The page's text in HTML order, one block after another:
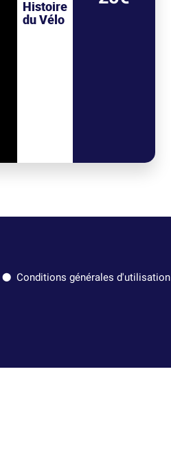
Histoire
du Vélo
Conditions générales d'utilisation